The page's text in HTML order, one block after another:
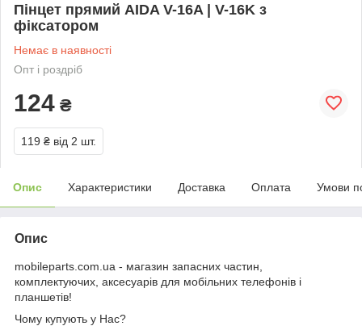
Пінцет прямий AIDA V-16A | V-16K з
фіксатором
Немає в наявності
Опт і роздріб
124 ₴
119 ₴ від 2 шт.
Опис Характеристики Доставка Оплата Умови
Опис
mobileparts.com.ua - магазин запасних частин,
комплектуючих, аксесуарів для мобільних телефонів і
планшетів!
Чому купують у Нас?